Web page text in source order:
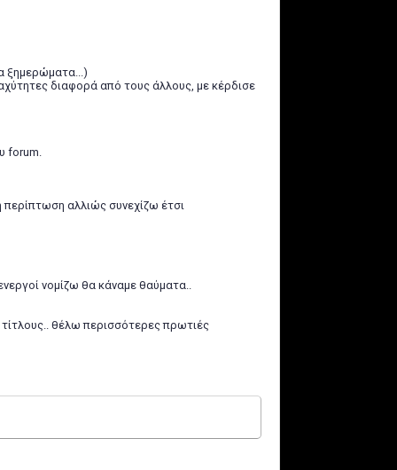
ξημερώματα...)
διαφορά από τους άλλους, με κέρδισε
forum.
αλλιώς συνεχίζω έτσι
νομίζω θα κάναμε θαύματα..
θέλω περισσότερες πρωτιές